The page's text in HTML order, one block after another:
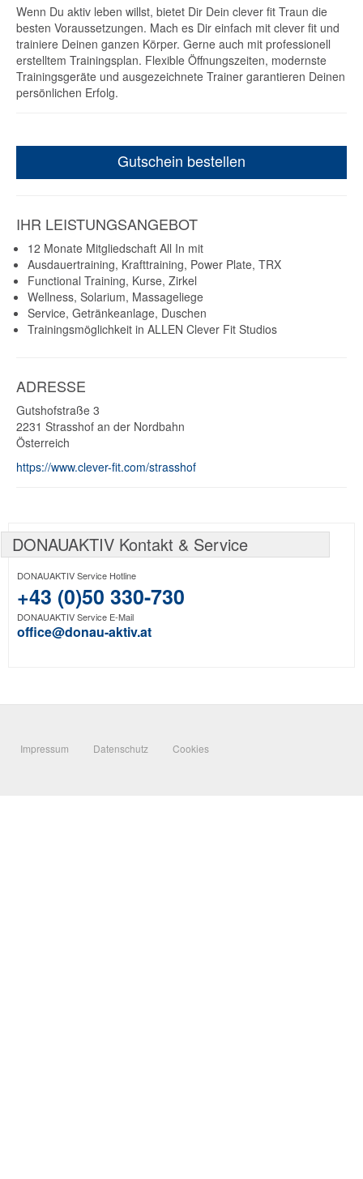
Wenn Du aktiv leben willst, bietet Dir Dein clever fit Traun die
besten Voraussetzungen. Mach es Dir einfach mit clever fit und
trainiere Deinen ganzen Körper. Gerne auch mit professionell
erstelltem Trainingsplan. Flexible Öffnungszeiten, modernste
Trainingsgeräte und ausgezeichnete Trainer garantieren Deinen
persönlichen Erfolg.
Gutschein bestellen
IHR LEISTUNGSANGEBOT
12 Monate Mitgliedschaft All In mit
Ausdauertraining, Krafttraining, Power Plate, TRX
Functional Training, Kurse, Zirkel
Wellness, Solarium, Massageliege
Service, Getränkeanlage, Duschen
Trainingsmöglichkeit in ALLEN Clever Fit Studios
ADRESSE
Gutshofstraße 3
2231 Strasshof an der Nordbahn
Österreich
https://www.clever-fit.com/strasshof
DONAUAKTIV Kontakt & Service
DONAUAKTIV Service Hotline
+43 (0)50 330-730
DONAUAKTIV Service E-Mail
office@donau-aktiv.at
Impressum Datenschutz Cookies